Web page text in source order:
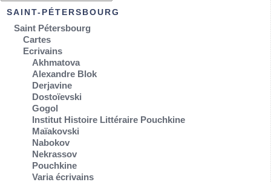
SAINT-PÉTERSBOURG
Saint Pétersbourg
Cartes
Ecrivains
Akhmatova
Alexandre Blok
Derjavine
Dostoïevski
Gogol
Institut Histoire Littéraire Pouchkine
Maïakovski
Nabokov
Nekrassov
Pouchkine
Varia écrivains